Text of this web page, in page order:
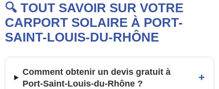
🔍 TOUT SAVOIR SUR VOTRE
CARPORT SOLAIRE À PORT-
SAINT-LOUIS-DU-RHÔNE
Comment obtenir un devis gratuit à
Port-Saint-Louis-du-Rhône ?
+